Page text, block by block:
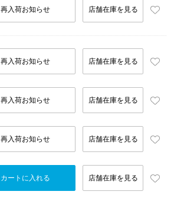
再入荷お知らせ 店舗在庫を見る
再入荷お知らせ 店舗在庫を見る
再入荷お知らせ 店舗在庫を見る
再入荷お知らせ 店舗在庫を見る
カートに入れる 店舗在庫を見る